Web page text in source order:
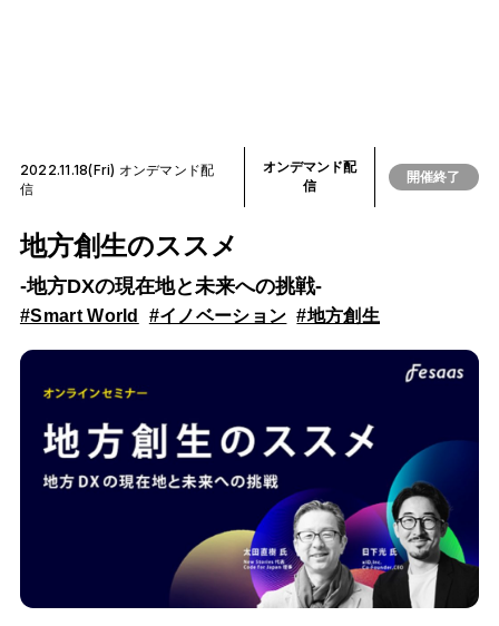
2022.11.18(Fri) オンデマンド配
信
オンデマンド配
信
開催終了
地方創生のススメ
-地方DXの現在地と未来への挑戦-
#Smart World #イノベーション #地方創生